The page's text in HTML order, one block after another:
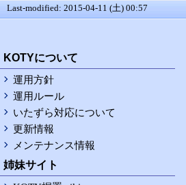
Last-modified: 2015-04-11 (土) 00:57
KOTYについて
運用方針
運用ルール
いたずら対応について
更新情報
メンテナンス情報
姉妹サイト